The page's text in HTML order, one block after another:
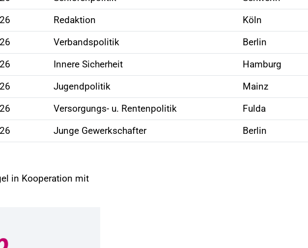
Redaktion Köln
Verbandspolitik Berlin
Innere Sicherheit Hamburg
Jugendpolitik Mainz
Versorgungs- u. Rentenpolitik Fulda
Junge Gewerkschafter Berlin
in Kooperation mit